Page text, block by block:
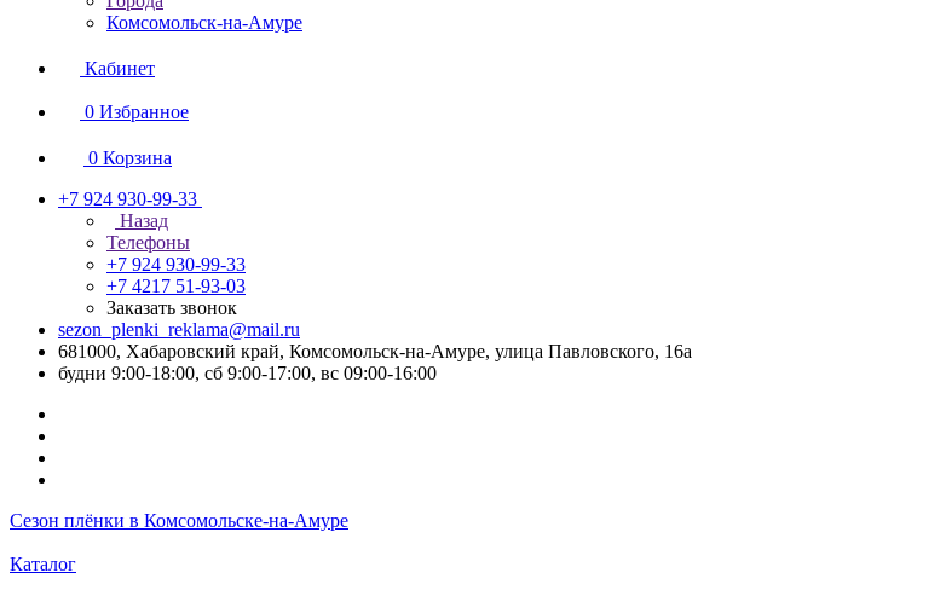
Комсомольск-на-Амуре
Кабинет
0 Избранное
0 Корзина
+7 924 930-99-33
Назад
Телефоны
+7 924 930-99-33
+7 4217 51-93-03
Заказать звонок
sezon_plenki_reklama@mail.ru
681000, Хабаровский край, Комсомольск-на-Амуре, улица Павловского, 16а
будни 9:00-18:00, сб 9:00-17:00, вс 09:00-16:00
Сезон плёнки в Комсомольске-на-Амуре
Каталог